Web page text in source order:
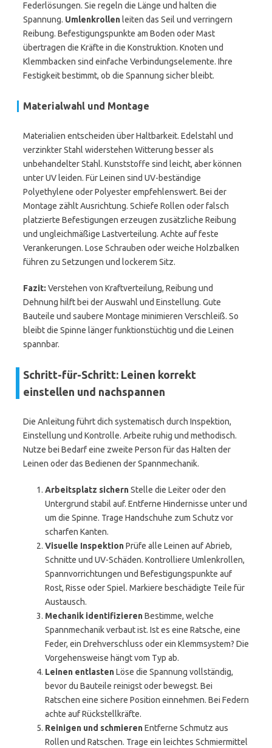
Federlösungen. Sie regeln die Länge und halten die
Spannung. Umlenkrollen leiten das Seil und verringern
Reibung. Befestigungspunkte am Boden oder Mast
übertragen die Kräfte in die Konstruktion. Knoten und
Klemmbacken sind einfache Verbindungselemente. Ihre
Festigkeit bestimmt, ob die Spannung sicher bleibt.
Materialwahl und Montage
Materialien entscheiden über Haltbarkeit. Edelstahl und
verzinkter Stahl widerstehen Witterung besser als
unbehandelter Stahl. Kunststoffe sind leicht, aber können
unter UV leiden. Für Leinen sind UV-beständige
Polyethylene oder Polyester empfehlenswert. Bei der
Montage zählt Ausrichtung. Schiefe Rollen oder falsch
platzierte Befestigungen erzeugen zusätzliche Reibung
und ungleichmäßige Lastverteilung. Achte auf feste
Verankerungen. Lose Schrauben oder weiche Holzbalken
führen zu Setzungen und lockerem Sitz.
Fazit: Verstehen von Kraftverteilung, Reibung und
Dehnung hilft bei der Auswahl und Einstellung. Gute
Bauteile und saubere Montage minimieren Verschleiß. So
bleibt die Spinne länger funktionstüchtig und die Leinen
spannbar.
Schritt-für-Schritt: Leinen korrekt
einstellen und nachspannen
Die Anleitung führt dich systematisch durch Inspektion,
Einstellung und Kontrolle. Arbeite ruhig und methodisch.
Nutze bei Bedarf eine zweite Person für das Halten der
Leinen oder das Bedienen der Spannmechanik.
Arbeitsplatz sichernStelle die Leiter oder den
Untergrund stabil auf. Entferne Hindernisse unter und
um die Spinne. Trage Handschuhe zum Schutz vor
scharfen Kanten.
Visuelle InspektionPrüfe alle Leinen auf Abrieb,
Schnitte und UV-Schäden. Kontrolliere Umlenkrollen,
Spannvorrichtungen und Befestigungspunkte auf
Rost, Risse oder Spiel. Markiere beschädigte Teile für
Austausch.
Mechanik identifizierenBestimme, welche
Spannmechanik verbaut ist. Ist es eine Ratsche, eine
Feder, ein Drehverschluss oder ein Klemmsystem? Die
Vorgehensweise hängt vom Typ ab.
Leinen entlastenLöse die Spannung vollständig,
bevor du Bauteile reinigst oder bewegst. Bei
Ratschen eine sichere Position einnehmen. Bei Federn
achte auf Rückstellkräfte.
Reinigen und schmierenEntferne Schmutz aus
Rollen und Ratschen. Trage ein leichtes Schmiermittel